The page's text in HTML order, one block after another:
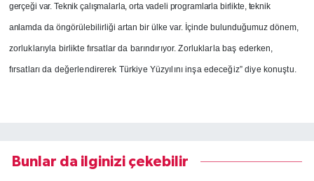
gerçeği var. Teknik çalışmalarla, orta vadeli programlarla birlikte, teknik
anlamda da öngörülebilirliği artan bir ülke var. İçinde bulunduğumuz dönem,
zorluklarıyla birlikte fırsatlar da barındırıyor. Zorluklarla baş ederken,
fırsatları da değerlendirerek Türkiye Yüzyılını inşa edeceğiz” diye konuştu.
Bunlar da ilginizi çekebilir